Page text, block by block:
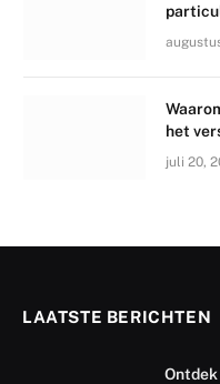
het
juli 20,
LAATSTE BERICHTEN